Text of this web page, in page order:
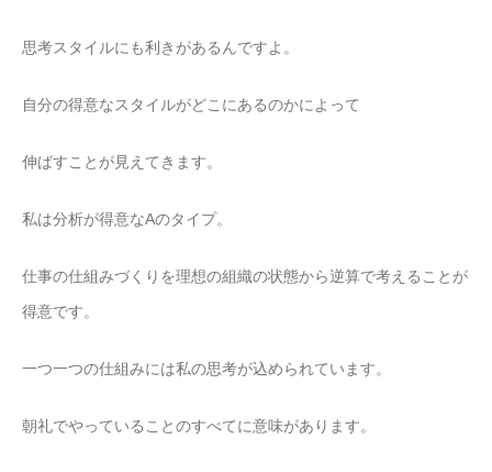
思考スタイルにも利きがあるんですよ。
自分の得意なスタイルがどこにあるのかによって
伸ばすことが見えてきます。
私は分析が得意なAのタイプ。
仕事の仕組みづくりを理想の組織の状態から逆算で考えることが
得意です。
一つ一つの仕組みには私の思考が込められています。
朝礼でやっていることのすべてに意味があります。